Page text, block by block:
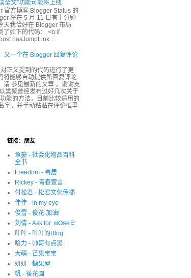
全文”功能可能将上线
官方博客 Blogger Status 的
将在 5 月 11 日有十分钟
天我恰好在 Blogger 布局
了如下的代码： <b:if
又一个在 Blogger 回复评论
正文提到的代码进行了更
将能够自动提供所回复评论
请 参见最新的文章 。谢谢支
类聚曾经发布过好几次关于
能的方法，目前比较适用的
字，并手动粘贴在评论框里
链接：朋友
鱼篓 - 社会化物品百科
全书
Freedom - 兽居
Rickey - 青春宣言
付松君 - 松君文化传播
佳佳 - In my eye
俊雪 - 俊花,加油!
刘倩 - Ask for .мОяеミ
叶叶 - 叶叶的Blog
哈力 - 帅哥有点黑
大萌 - 芒果宝宝
妍妍 - 糖果屋
帆 - 後花園